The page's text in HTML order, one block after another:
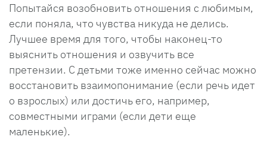
Попытайся возобновить отношения с любимым,
если поняла, что чувства никуда не делись.
Лучшее время для того, чтобы наконец-то
выяснить отношения и озвучить все
претензии. С детьми тоже именно сейчас можно
восстановить взаимопонимание (если речь идет
о взрослых) или достичь его, например,
совместными играми (если дети еще
маленькие).